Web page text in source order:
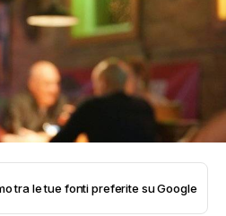
tra le tue fonti preferite su Google